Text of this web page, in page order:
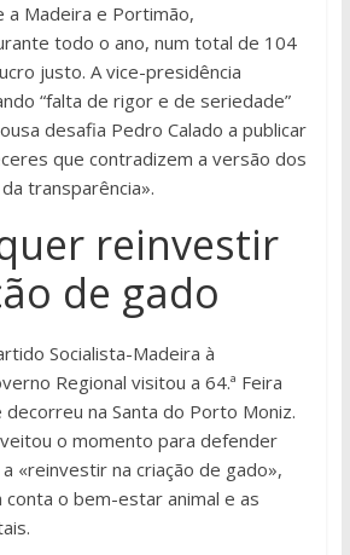
a Madeira e Portimão,
todo o ano, num total de 104
justo. A vice-presidência
“falta de rigor e de seriedade”
desafia Pedro Calado a publicar
que contradizem a versão dos
transparência».
reinvestir
de gado
Socialista-Madeira à
Regional visitou a 64.ª Feira
decorreu na Santa do Porto Moniz.
o momento para defender
«reinvestir na criação de gado»,
o bem-estar animal e as